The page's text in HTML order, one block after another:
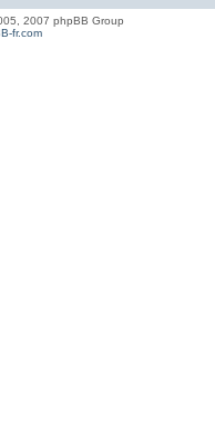
2007 phpBB Group
fr.com